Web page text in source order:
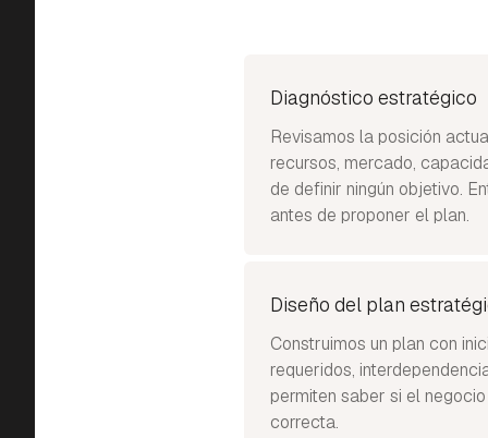
Diagnóstico estratégico
Revisamos la posición
recursos, mercado,
de definir ningún objetivo.
antes de proponer el plan.
Diseño del plan
Construimos un plan con
requeridos,
permiten saber si el
correcta.